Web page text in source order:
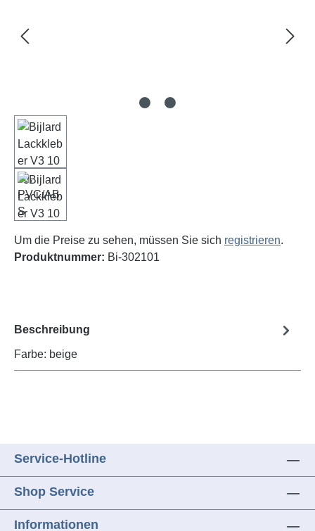
Um die Preise zu sehen, müssen Sie sich registrieren.
Produktnummer: Bi-302101
Beschreibung
Farbe: beige
Service-Hotline
Shop Service
Informationen